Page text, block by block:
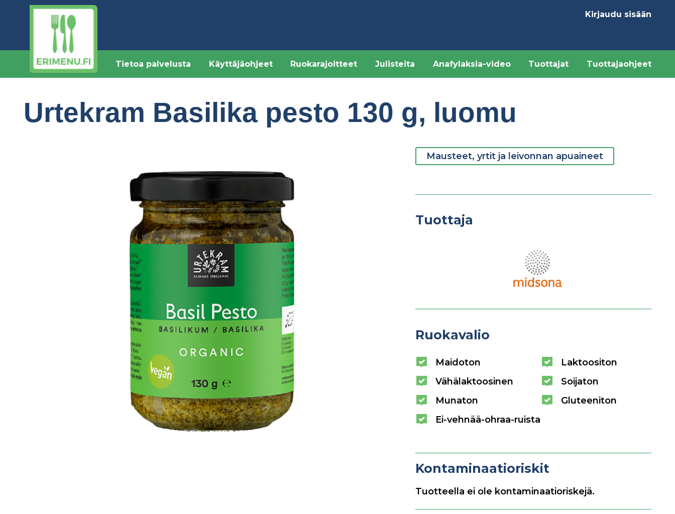
Hyppää
Käyttäjävalikko
Kirjaudu sisään
Tietoa palvelusta Käyttäjäohjeet Ruokarajoitteet Julisteita Anafylaksia-video Tuottajat Tuottajaohjeet
Urtekram Basilika pesto 130 g, luomu
Mausteet, yrtit ja leivonnan apuaineet
Tuottaja
Ruokavalio
Maidoton
Laktoositon
Vähälaktoosinen
Soijaton
Munaton
Gluteeniton
Ei-vehnää-ohraa-ruista
Kontaminaatioriskit
Tuotteella ei ole kontaminaatioriskejä.